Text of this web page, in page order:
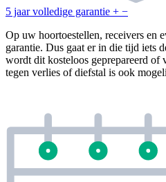
5 jaar volledige garantie + −
Op uw hoortoestellen, receivers en
garantie. Dus gaat er in die tijd iets
wordt dit kosteloos geprepareerd of
tegen verlies of diefstal is ook